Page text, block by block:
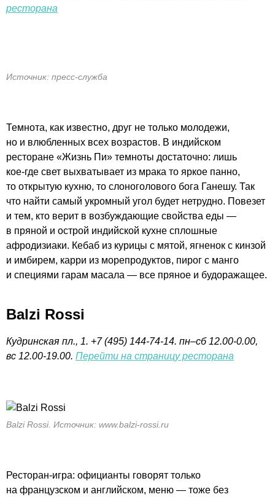
ресторана
Источник: пресс-служба
Темнота, как известно, друг не только молодежи,
но и влюбленных всех возрастов. В индийском
ресторане «Жизнь Пи» темноты достаточно: лишь
кое-где свет выхватывает из мрака то яркое панно,
то открытую кухню, то слоноголового бога Ганешу. Так
что найти самый укромный угол будет нетрудно. Повезет
и тем, кто верит в возбуждающие свойства еды —
в пряной и острой индийской кухне сплошные
афродизиаки. Кебаб из курицы с мятой, ягненок с кинзой
и имбирем, карри из морепродуктов, пирог с манго
и специями гарам масала — все пряное и будоражащее.
Balzi Rossi
Кудринская пл., 1. +7(495) 144-74-14. пн–сб12.00-0.00,
вс 12.00-19.00. Перейти на страницу ресторана
Balzi Rossi. Источник: www.balzi-rossi.ru
Ресторан-игра: официанты говорят только
на французском и английском, меню — тоже без